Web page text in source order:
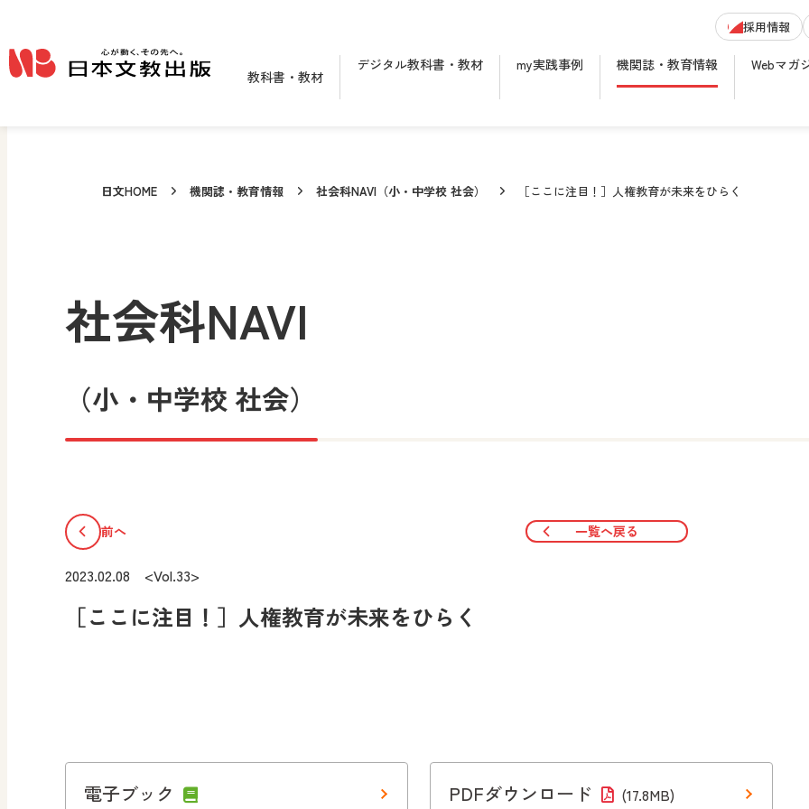
採用情報
教科書・教材
デジタル教科書・教材 my実践事例 機関誌・教育情報 Webマガ
日文HOME 機関誌・教育情報 社会科NAVI（小・中学校 社会） ［ここに注目！］人権教育が未来をひらく
社会科NAVI
（小・中学校 社会）
前へ 一覧へ戻る
2023.02.08 <Vol.33>
［ここに注目！］人権教育が未来をひらく
電子ブック PDFダウンロード (17.8MB)